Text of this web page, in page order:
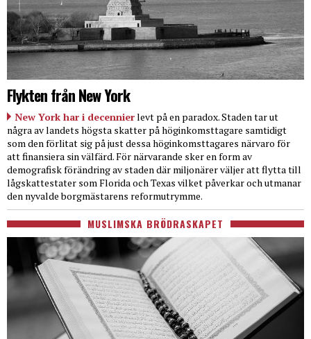
Flykten från New York
New York har i decennierlevt på en paradox. Staden tar ut
några av landets högsta skatter på höginkomsttagare samtidigt
som den förlitat sig på just dessa höginkomsttagares närvaro för
att finansiera sin välfärd. För närvarande sker en form av
demografisk förändring av staden där miljonärer väljer att flytta till
lågskattestater som Florida och Texas vilket påverkar och utmanar
den nyvalde borgmästarens reformutrymme.
MUSLIMSKA BRÖDRASKAPET